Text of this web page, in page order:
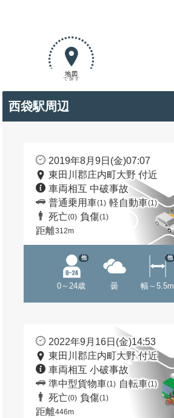
地図
で探す
西袋駅周辺
2019年8月9日(金)07:07
東田川郡庄内町大野 付近
車両相互 中破事故
普通乗用車(1) 軽自動車(1)
死亡(0) 負傷(1)
距離312m
0～24歳
他
曇 幅～5.5m
他
2022年9月16日(金)14:53
東田川郡庄内町大野 付近
車両相互 小破事故
準中型貨物車(1) 自転車(1)
死亡(0) 負傷(1)
距離446m